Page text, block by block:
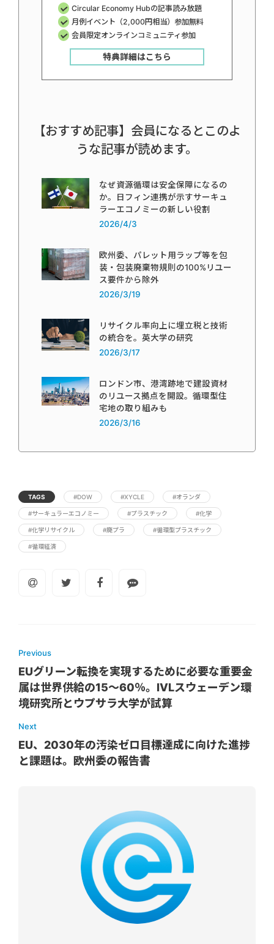
Circular Economy Hubの記事読み放題
月例イベント（2,000円相当）参加無料
会員限定オンラインコミュニティ参加
特典詳細はこちら
【おすすめ記事】会員になるとこのよ
うな記事が読めます。
なぜ資源循環は安全保障になるの
か。日フィン連携が示すサーキュ
ラーエコノミーの新しい役割
2026/4/3
欧州委、パレット用ラップ等を包
装・包装廃棄物規則の100%リユー
ス要件から除外
2026/3/19
リサイクル率向上に埋立税と技術
の統合を。英大学の研究
2026/3/17
ロンドン市、港湾跡地で建設資材
のリユース拠点を開設。循環型住
宅地の取り組みも
2026/3/16
TAGS #DOW #XYCLE #オランダ
#サーキュラーエコノミー #プラスチック #化学
#化学リサイクル #廃プラ #循環型プラスチック
#循環経済
Previous
EUグリーン転換を実現するために必要な重要金
属は世界供給の15～60％。IVLスウェーデン環
境研究所とウプサラ大学が試算
Next
EU、2030年の汚染ゼロ目標達成に向けた進捗
と課題は。欧州委の報告書